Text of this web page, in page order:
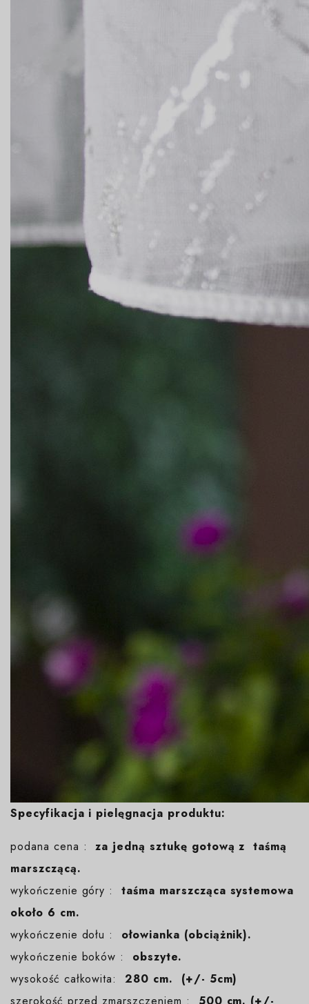
Specyfikacja i pielęgnacja produktu:
podana cena :za jedną sztukę gotową z taśmą
marszczącą.
wykończenie góry :taśma marszcząca systemowa
około 6 cm.
wykończenie dołu : ołowianka (obciążnik).
wykończenie boków : obszyte.
wysokość całkowita:280 cm. (+/- 5cm)